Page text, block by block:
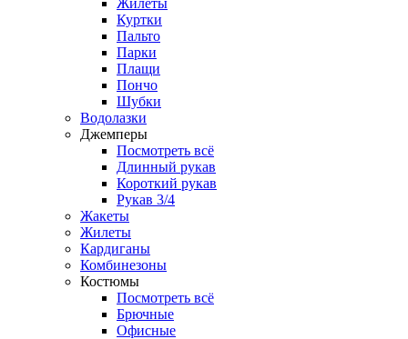
Куртки
Пальто
Парки
Плащи
Пончо
Шубки
Водолазки
Джемперы
Посмотреть всё
Длинный рукав
Короткий рукав
Рукав 3/4
Жакеты
Жилеты
Кардиганы
Комбинезоны
Костюмы
Посмотреть всё
Брючные
Офисные